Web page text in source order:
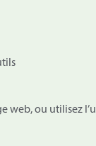
web, ou utilisez